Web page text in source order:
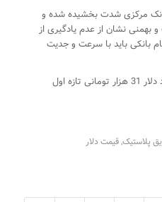
بانک مرکزی شدت بخشیده شده و
بهمنی نشان از عدم یادگیری از
بانکی باید با سرعت و جدیت
اگر سریعا این تصمیمها اجرایی نشود دلار 31 هزار تومانی تازه اول
پلاستیک,قیمت دلار